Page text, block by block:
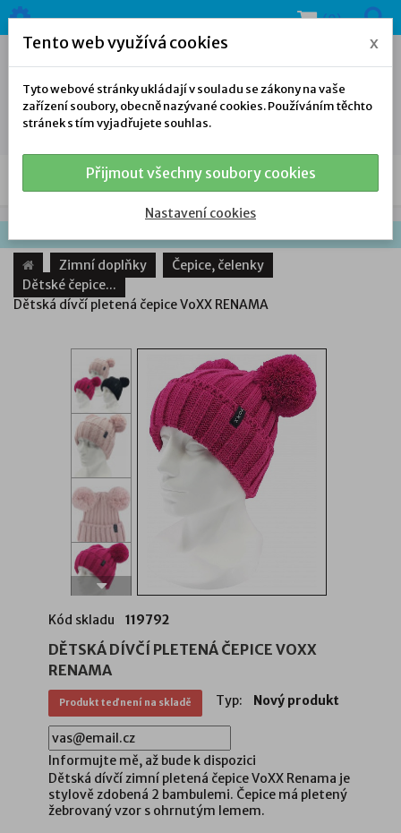
(0)
NAŠE NABÍDKA
Zimní doplňky
Čepice, čelenky
Dětské čepice...
Dětská dívčí pletená čepice VoXX RENAMA
Kód skladu 119792
DĚTSKÁ DÍVČÍ PLETENÁ ČEPICE VOXX
RENAMA
Produkt teď není na skladě Typ: Nový produkt
Informujte mě, až bude k dispozici
Dětská dívčí zimní pletená čepice VoXX Renama je
stylově zdobená 2 bambulemi. Čepice má pletený
žebrovaný vzor s ohrnutým lemem.
Tento web využívá cookies x
Tyto webové stránky ukládají v souladu se zákony na vaše
zařízení soubory, obecně nazývané cookies. Používáním těchto
stránek s tím vyjadřujete souhlas.
Přijmout všechny soubory cookies
Nastavení cookies